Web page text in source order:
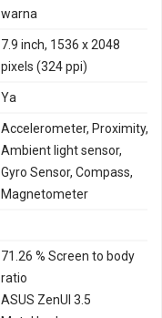
warna
7.9 inch, 1536 x 2048
pixels (324 ppi)
Ya
Accelerometer, Proximity,
Ambient light sensor,
Gyro Sensor, Compass,
Magnetometer
71.26 % Screen to body
ratio
ASUS ZenUI 3.5